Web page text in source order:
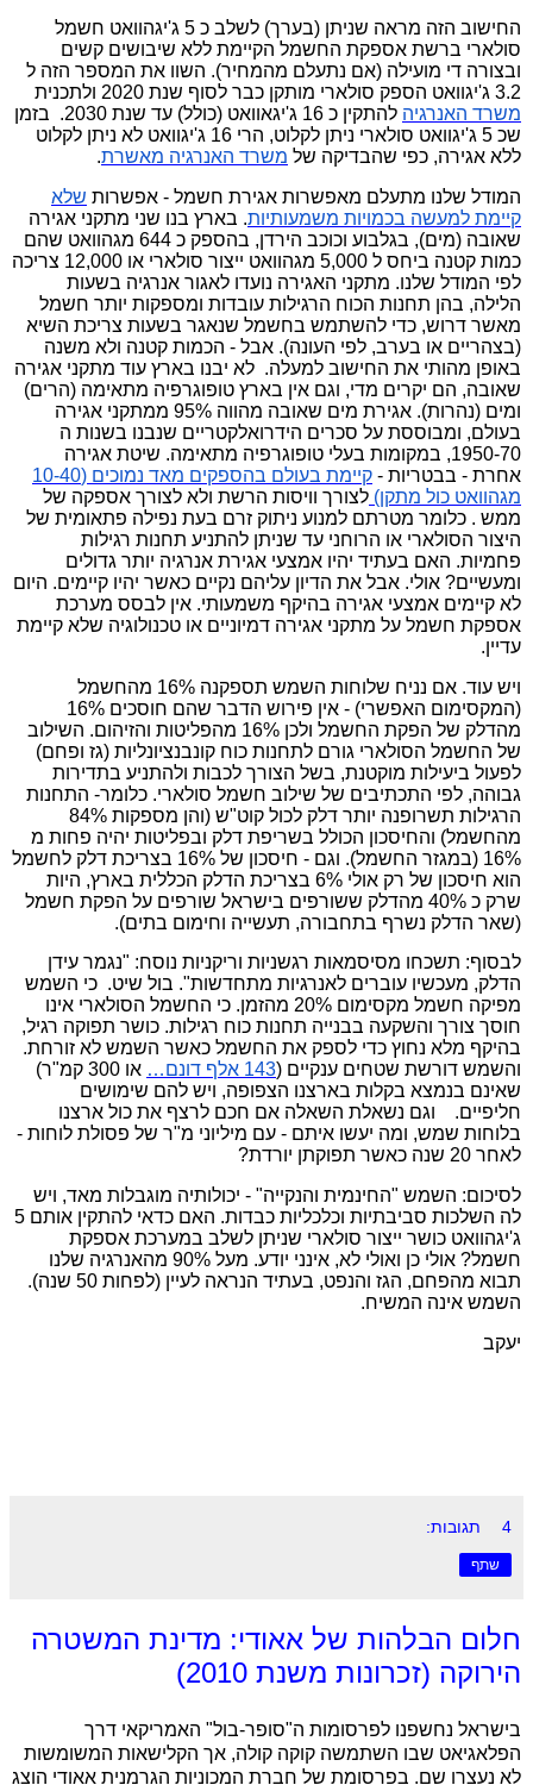
החישוב הזה מראה שניתן (בערך) לשלב כ 5 ג'יגהוואט חשמל
סולארי ברשת אספקת החשמל הקיימת ללא שיבושים קשים
ובצורה די מועילה (אם נתעלם מהמחיר). השוו את המספר הזה ל
3.2 ג'יגוואט הספק סולארי מותקן כבר לסוף שנת 2020 ולתכנית
משרד האנרגיה להתקין כ 16 ג'יגאוואט (כולל) עד שנת 2030.
בזמן
שכ 5 ג'יגוואט סולארי ניתן לקלוט, הרי 16 ג'יגוואט לא ניתן לקלוט
ללא אגירה, כפי שהבדיקה של משרד האנרגיה מאשרת.
המודל שלנו מתעלם מאפשרות אגירת חשמל - אפשרות שלא
קיימת למעשה בכמויות משמעותיות. בארץ בנו שני מתקני אגירה
שאובה (מים), בגלבוע וכוכב הירדן, בהספק כ 644 מגהוואט שהם
כמות קטנה ביחס ל 5,000 מגהוואט ייצור סולארי או 12,000 צריכה
לפי המודל שלנו. מתקני האגירה נועדו לאגור אנרגיה בשעות
הלילה, בהן תחנות הכוח הרגילות עובדות ומספקות יותר חשמל
מאשר דרוש, כדי להשתמש בחשמל שנאגר בשעות צריכת השיא
(בצהריים או בערב, לפי העונה). אבל - הכמות קטנה ולא משנה
באופן מהותי את החישוב למעלה. לא יבנו בארץ עוד מתקני אגירה
שאובה, הם יקרים מדי, וגם אין בארץ טופוגרפיה מתאימה (הרים)
ומים (נהרות). אגירת מים שאובה מהווה 95% ממתקני אגירה
בעולם, ומבוססת על סכרים הידרואלקטריים שנבנו בשנות ה
1950-70, במקומות בעלי טופוגרפיה מתאימה. שיטת אגירה
אחרת - בבטריות - קיימת בעולם בהספקים מאד נמוכים (10-40
מגהוואט כול מתקן) לצורך וויסות הרשת ולא לצורך אספקה של
ממש . כלומר מטרתם למנוע ניתוק זרם בעת נפילה פתאומית של
היצור הסולארי או הרוחני עד שניתן להתניע תחנות רגילות
פחמיות. האם בעתיד יהיו אמצעי אגירת אנרגיה יותר גדולים
ומעשיים? אולי. אבל את הדיון עליהם נקיים כאשר יהיו קיימים. היום
לא קיימים אמצעי אגירה בהיקף משמעותי. אין לבסס מערכת
אספקת חשמל על מתקני אגירה דמיוניים או טכנולוגיה שלא קיימת
עדיין.
ויש עוד. אם נניח שלוחות השמש תספקנה 16% מהחשמל
(המקסימום האפשרי) - אין פירוש הדבר שהם חוסכים 16%
מהדלק של הפקת החשמל ולכן 16% מהפליטות והזיהום. השילוב
של החשמל הסולארי גורם לתחנות כוח קונבנציונליות (גז ופחם)
לפעול ביעילות מוקטנת, בשל הצורך לכבות ולהתניע בתדירות
גבוהה, לפי התכתיבים של שילוב חשמל סולארי. כלומר- התחנות
הרגילות תשרופנה יותר דלק לכול קוט"ש (והן מספקות 84%
מהחשמל) והחיסכון הכולל בשריפת דלק ובפליטות יהיה פחות מ
16% (במגזר החשמל). וגם - חיסכון של 16% בצריכת דלק לחשמל
הוא חיסכון של רק אולי 6% בצריכת הדלק הכללית בארץ, היות
שרק כ 40% מהדלק ששורפים בישראל שורפים על הפקת חשמל
(שאר הדלק נשרף בתחבורה, תעשייה וחימום בתים).
לבסוף: תשכחו מסיסמאות רגשניות וריקניות נוסח: "נגמר עידן
הדלק, מעכשיו עוברים לאנרגיות מתחדשות". בול שיט. כי השמש
מפיקה חשמל מקסימום 20% מהזמן. כי החשמל הסולארי אינו
חוסך צורך והשקעה בבנייה תחנות כוח רגילות. כושר תפוקה רגיל,
בהיקף מלא נחוץ כדי לספק את החשמל כאשר השמש לא זורחת.
והשמש דורשת שטחים ענקיים (143 אלף דונם…
או 300 קמ"ר)
שאינם בנמצא בקלות בארצנו הצפופה, ויש להם שימושים
חליפיים.
וגם נשאלת השאלה אם חכם לרצף את כול ארצנו
בלוחות שמש, ומה יעשו איתם - עם מיליוני מ"ר של פסולת לוחות -
לאחר 20 שנה כאשר תפוקתן יורדת?
לסיכום: השמש "החינמית והנקייה" - יכולותיה מוגבלות מאד, ויש
לה השלכות סביבתיות וכלכליות כבדות. האם כדאי להתקין אותם 5
ג'יגהוואט כושר ייצור סולארי שניתן לשלב במערכת אספקת
חשמל? אולי כן ואולי לא, אינני יודע. מעל 90% מהאנרגיה שלנו
תבוא מהפחם, הגז והנפט, בעתיד הנראה לעיין (לפחות 50 שנה).
השמש אינה המשיח.
יעקב
4 תגובות:
שתף
חלום הבלהות של אאודי: מדינת המשטרה
הירוקה (זכרונות משנת 2010)
בישראל נחשפנו לפרסומות ה"סופר-בול" האמריקאי דרך
הפלאגיאט שבו השתמשה קוקה קולה, אך הקלישאות המשומשות
לא נעצרו שם. בפרסומת של חברת המכוניות הגרמנית אאודי הוצג